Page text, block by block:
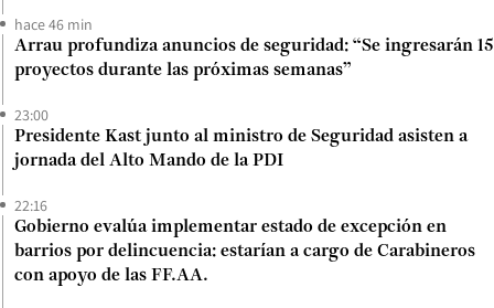
hace 46 min
Arrau profundiza anuncios de seguridad: “Se ingresarán 15
proyectos durante las próximas semanas”
23:00
Presidente Kast junto al ministro de Seguridad asisten a
jornada del Alto Mando de la PDI
22:16
Gobierno evalúa implementar estado de excepción en
barrios por delincuencia: estarían a cargo de Carabineros
con apoyo de las FF.AA.